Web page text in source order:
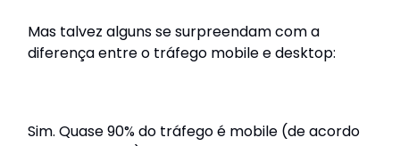
Mas talvez alguns se surpreendam com a
diferença entre o tráfego mobile e desktop:
Sim. Quase 90% do tráfego é mobile (de acordo